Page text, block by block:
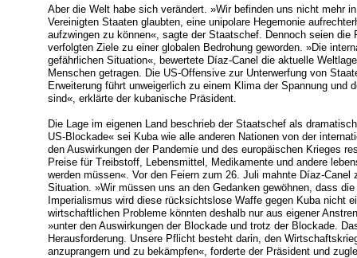
Aber die Welt habe sich verändert. »Wir befinden uns nicht mehr
Vereinigten Staaten glaubten, eine unipolare Hegemonie
aufzwingen zu können«, sagte der Staatschef. Dennoch seien die
verfolgten Ziele zu einer globalen Bedrohung geworden. »Die
gefährlichen Situation«, bewertete Díaz-Canel die aktuelle
Menschen getragen. Die US-Offensive zur Unterwerfung von
Erweiterung führt unweigerlich zu einem Klima der Spannung und
sind«, erklärte der kubanische Präsident.
Die Lage im eigenen Land beschrieb der Staatschef als
US-Blockade« sei Kuba wie alle anderen Nationen von der
den Auswirkungen der Pandemie und des europäischen Krieges
Preise für Treibstoff, Lebensmittel, Medikamente und andere
werden müssen«. Vor den Feiern zum 26. Juli mahnte Díaz-
Situation. »Wir müssen uns an den Gedanken gewöhnen, dass
Imperialismus wird diese rücksichtslose Waffe gegen Kuba nicht
wirtschaftlichen Probleme könnten deshalb nur aus eigener
»unter den Auswirkungen der Blockade und trotz der Blockade.
Herausforderung. Unsere Pflicht besteht darin, den
anzuprangern und zu bekämpfen«, forderte der Präsident und